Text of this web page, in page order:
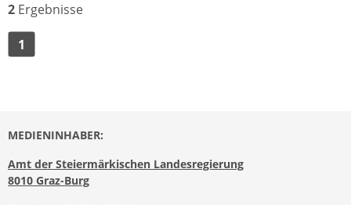
2 Ergebnisse
1
MEDIENINHABER:
Amt der Steiermärkischen Landesregierung
8010 Graz-Burg